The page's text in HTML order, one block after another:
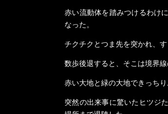
赤い流動体を踏みつけるわけ
なった。
チクチクとつま先を突かれ、
数歩後退すると、そこは境界線
赤い大地と緑の大地できっち
突然の出来事に驚いたヒツジ